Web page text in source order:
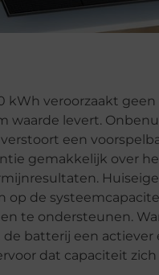
veroorzaakt
waarde levert.
een
gemakkelijk over
de
te ondersteunen.
batterij een
dat capaciteit